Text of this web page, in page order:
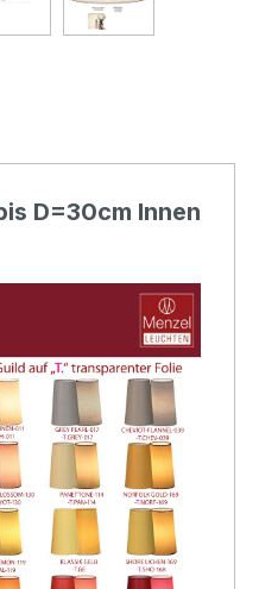
D=30cm Innen